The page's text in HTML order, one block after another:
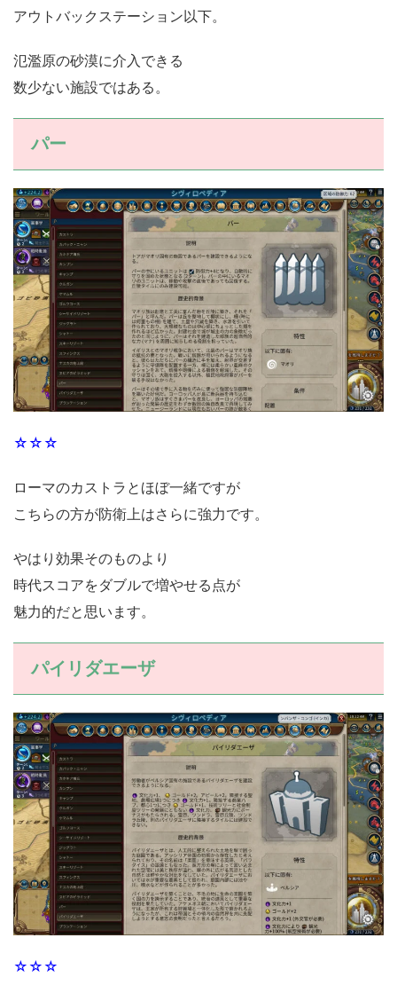
アウトバックステーション以下。
氾濫原の砂漠に介入できる
数少ない施設ではある。
パー
☆☆☆
ローマのカストラとほぼ一緒ですが
こちらの方が防衛上はさらに強力です。
やはり効果そのものより
時代スコアをダブルで増やせる点が
魅力的だと思います。
パイリダエーザ
☆☆☆